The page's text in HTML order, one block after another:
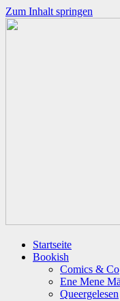
Zum Inhalt springen
Startseite
Bookish
Comics & Co
Ene Mene
Queergelesen